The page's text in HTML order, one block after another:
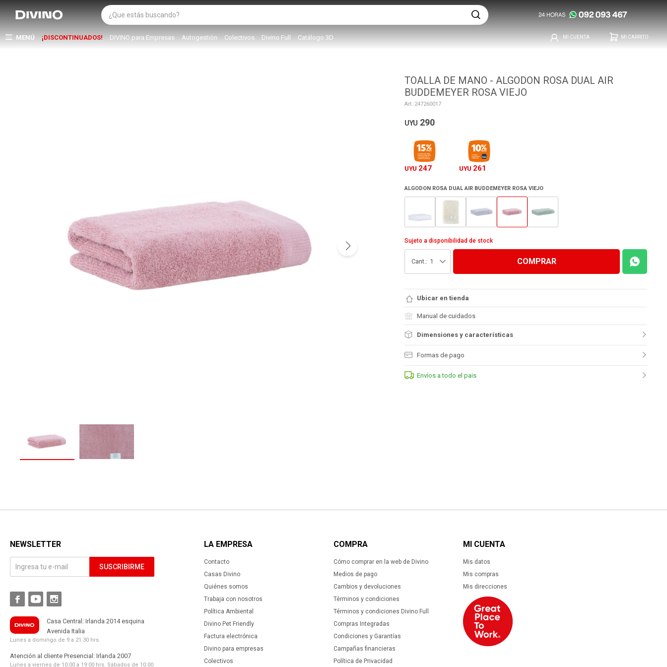
MENÚ ¡DISCONTINUADOS! DIVINO para Empresas Autogestión Colectivos Divino Full Catálogo 3D
TOALLA DE MANO - ALGODON ROSA DUAL AIR
BUDDEMEYER ROSA VIEJO
247260017
UYU 290
UYU 247 UYU 261
ALGODON ROSA DUAL AIR BUDDEMEYER ROSA VIEJO
Sujeto a disponibilidad de stock
1 COMPRAR
Ubicar en tienda
Manual de cuidados
Dimensiones y características
Formas de pago
Envíos a todo el pais
LA EMPRESA
Contacto
Casas Divino
Quiénes somos
Trabaja con nosotros
Política Ambiental
Divino Pet Friendly
Factura electrónica
Divino para empresas
Colectivos
COMPRA
Cómo comprar en la web de Divino
Medios de pago
Cambios y devoluciones
Términos y condiciones
Términos y condiciones Divino Full
Compras Integradas
Condiciones y Garantías
Campañas financieras
Política de Privacidad
MI CUENTA
Mis datos
Mis compras
Mis direcciones
NEWSLETTER
SUSCRIBIRME
  
Casa Central: Irlanda 2014 esquina
Avenida Italia
Lunes a domingo de 9 a 21:30 hrs.
Atención al cliente Presencial: Irlanda 2007
Lunes a viernes de 10:00 a 19:00 hrs. Sábados de 10:00